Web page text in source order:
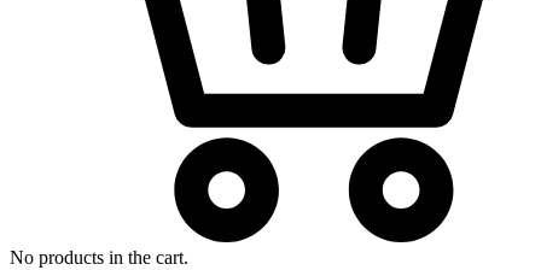
No products in the cart.